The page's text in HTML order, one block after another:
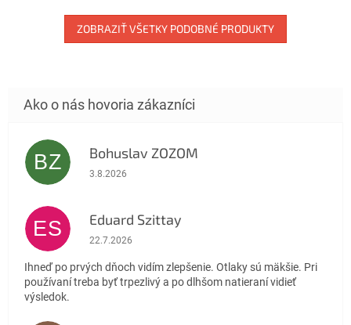
ZOBRAZIŤ VŠETKY PODOBNÉ PRODUKTY
BZ Bohuslav ZOZOM
Hodnotenie obchodu je 5 z 5 hviezdičiek.
3.8.2026
ES Eduard Szittay
Hodnotenie obchodu je 5 z 5 hviezdičiek.
22.7.2026
Ihneď po prvých dňoch vidím zlepšenie. Otlaky sú mäkšie. Pri
používaní treba byť trpezlivý a po dlhšom natieraní vidieť
výsledok.